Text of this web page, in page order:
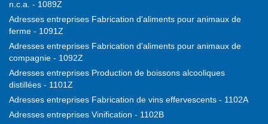
n.c.a. - 1089Z
Adresses entreprises Fabrication d'aliments pour animaux de
ferme - 1091Z
Adresses entreprises Fabrication d'aliments pour animaux de
compagnie - 1092Z
Adresses entreprises Production de boissons alcooliques
distillées - 1101Z
Adresses entreprises Fabrication de vins effervescents - 1102A
Adresses entreprises Vinification - 1102B